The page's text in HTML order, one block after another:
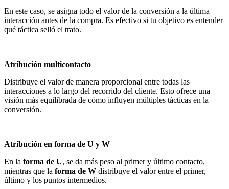
En este caso, se asigna todo el valor de la conversión a la última
interacción antes de la compra. Es efectivo si tu objetivo es entender
qué táctica selló el trato.
Atribución multicontacto
Distribuye el valor de manera proporcional entre todas las
interacciones a lo largo del recorrido del cliente. Esto ofrece una
visión más equilibrada de cómo influyen múltiples tácticas en la
conversión.
Atribución en forma de U y W
En la forma de U, se da más peso al primer y último contacto,
mientras que la forma de W distribuye el valor entre el primer,
último y los puntos intermedios.